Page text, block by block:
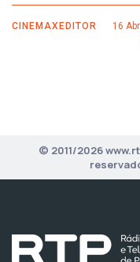
CINEMAXEDITOR
16
© 2011/2026